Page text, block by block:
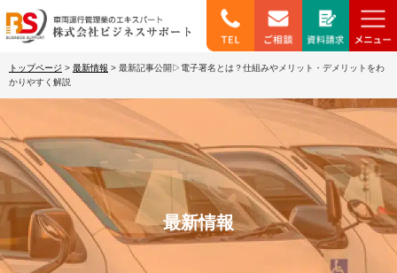
トップページ > 最新情報 > 最新記事公開▷電子署名とは？仕組みやメリット・デメリットをわ
かりやすく解説
最新情報